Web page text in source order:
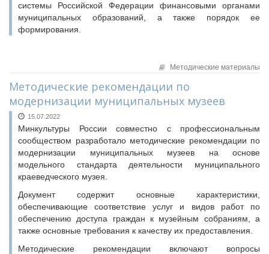
системы Российской Федерации финансовыми органами
муниципальных образований, а также порядок ее
формирования.
Методические материалы
Методические рекомендации по
модернизации муниципальных музеев
15.07.2022
Минкультуры России совместно с профессиональным
сообществом разработало методические рекомендации по
модернизации муниципальных музеев на основе
модельного стандарта деятельности муниципального
краеведческого музея.
Документ содержит основные характеристики,
обеспечивающие соответствие услуг и видов работ по
обеспечению доступа граждан к музейным собраниям, а
также основные требования к качеству их предоставления.
Методические рекомендации включают вопросы